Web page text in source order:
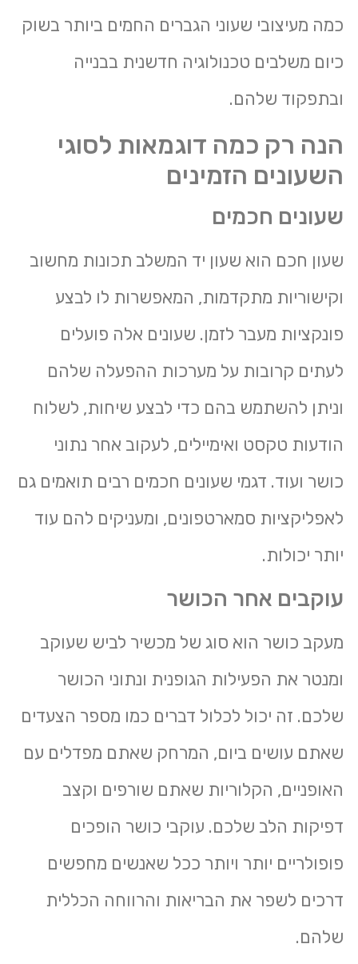
כמה מעיצובי שעוני הגברים החמים ביותר בשוק
כיום משלבים טכנולוגיה חדשנית בבנייה
ובתפקוד שלהם.
הנה רק כמה דוגמאות לסוגי
השעונים הזמינים
שעונים חכמים
שעון חכם הוא שעון יד המשלב תכונות מחשוב
וקישוריות מתקדמות, המאפשרות לו לבצע
פונקציות מעבר לזמן. שעונים אלה פועלים
לעתים קרובות על מערכות ההפעלה שלהם
וניתן להשתמש בהם כדי לבצע שיחות, לשלוח
הודעות טקסט ואימיילים, לעקוב אחר נתוני
כושר ועוד. דגמי שעונים חכמים רבים תואמים גם
לאפליקציות סמארטפונים, ומעניקים להם עוד
יותר יכולות.
עוקבים אחר הכושר
מעקב כושר הוא סוג של מכשיר לביש שעוקב
ומנטר את הפעילות הגופנית ונתוני הכושר
שלכם. זה יכול לכלול דברים כמו מספר הצעדים
שאתם עושים ביום, המרחק שאתם מפדלים עם
האופניים, הקלוריות שאתם שורפים וקצב
דפיקות הלב שלכם. עוקבי כושר הופכים
פופולריים יותר ויותר ככל שאנשים מחפשים
דרכים לשפר את הבריאות והרווחה הכללית
שלהם.